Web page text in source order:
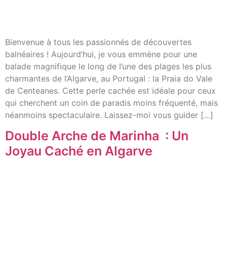
Bienvenue à tous les passionnés de découvertes
balnéaires ! Aujourd’hui, je vous emmène pour une
balade magnifique le long de l’une des plages les plus
charmantes de l’Algarve, au Portugal : la Praia do Vale
de Centeanes. Cette perle cachée est idéale pour ceux
qui cherchent un coin de paradis moins fréquenté, mais
néanmoins spectaculaire. Laissez-moi vous guider […]
Double Arche de Marinha : Un
Joyau Caché en Algarve